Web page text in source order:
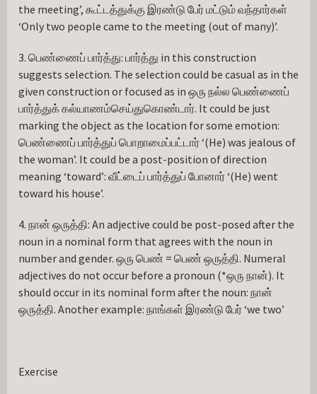
the meeting’, கூட்டத்துக்கு இரண்டு பேர் மட்டும் வந்தார்கள்
‘Only two people came to the meeting (out of many)’.
3. பெண்ணைப் பார்த்து: பார்த்து in this construction
suggests selection. The selection could be casual as in the
given construction or focused as in ஒரு நல்ல பெண்ணைப்
பார்த்துக் கல்யாணம்செய்துகொண்டார். It could be just
marking the object as the location for some emotion:
பெண்ணைப் பார்த்துப் பொறாமைப்பட்டார் ‘(He) was jealous of
the woman’. It could be a post-position of direction
meaning ‘toward’: வீட்டைப் பார்த்துப் போனார் ‘(He) went
toward his house’.
4. நான் ஒருத்தி: An adjective could be post-posed after the
noun in a nominal form that agrees with the noun in
number and gender. ஒரு பெண் = பெண் ஒருத்தி. Numeral
adjectives do not occur before a pronoun (*ஒரு நான்). It
should occur in its nominal form after the noun: நான்
ஒருத்தி. Another example: நாங்கள் இரண்டு பேர் ‘we two’
Exercise